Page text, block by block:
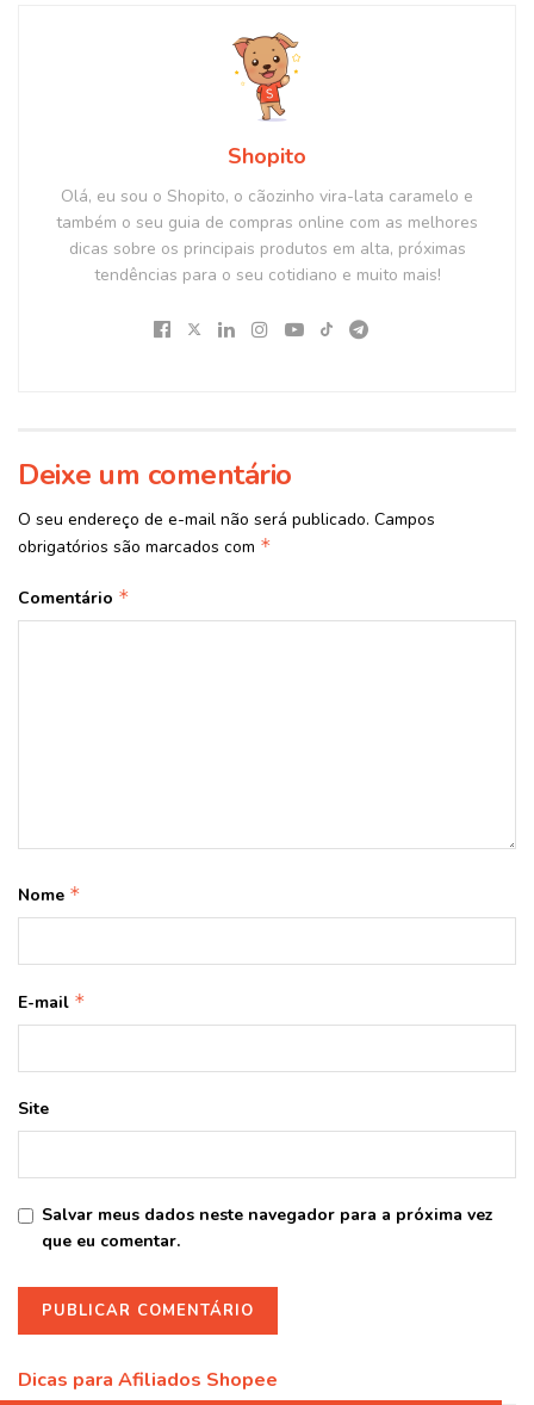
Shopito
Olá, eu sou o Shopito, o cãozinho vira-lata caramelo e
também o seu guia de compras online com as melhores
dicas sobre os principais produtos em alta, próximas
tendências para o seu cotidiano e muito mais!
Deixe um comentário
O seu endereço de e-mail não será publicado. Campos
obrigatórios são marcados com *
Comentário *
Nome *
E-mail *
Site
Salvar meus dados neste navegador para a próxima vez
que eu comentar.
Dicas para Afiliados Shopee